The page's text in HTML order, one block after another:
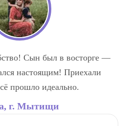
Сын был в восторге —
настоящим! Приехали
прошло идеально.
г. Мытищи